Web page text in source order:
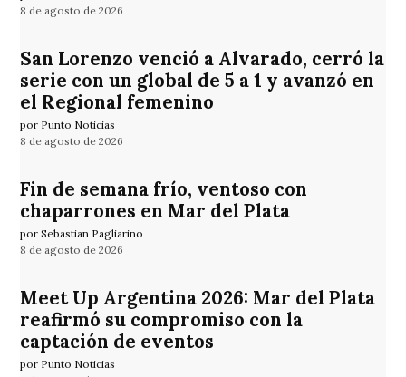
8 de agosto de 2026
San Lorenzo venció a Alvarado, cerró la
serie con un global de 5 a 1 y avanzó en
el Regional femenino
por Punto Noticias
8 de agosto de 2026
Fin de semana frío, ventoso con
chaparrones en Mar del Plata
por Sebastian Pagliarino
8 de agosto de 2026
Meet Up Argentina 2026: Mar del Plata
reafirmó su compromiso con la
captación de eventos
por Punto Noticias